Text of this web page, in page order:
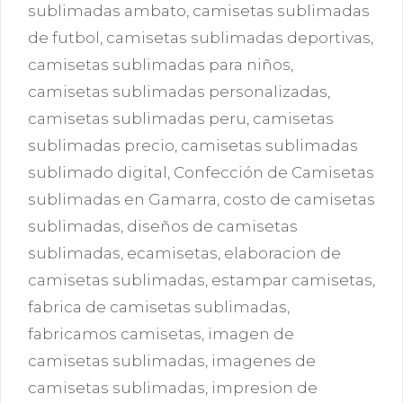
sublimadas ambato camisetas sublimadas
de futbol camisetas sublimadas deportivas
camisetas sublimadas para niños
camisetas sublimadas personalizadas
camisetas sublimadas peru camisetas
sublimadas precio camisetas sublimadas
sublimado digital Confección de Camisetas
sublimadas en Gamarra costo de camisetas
sublimadas diseños de camisetas
sublimadas ecamisetas elaboracion de
camisetas sublimadas estampar camisetas
fabrica de camisetas sublimadas
fabricamos camisetas imagen de
camisetas sublimadas imagenes de
camisetas sublimadas impresion de